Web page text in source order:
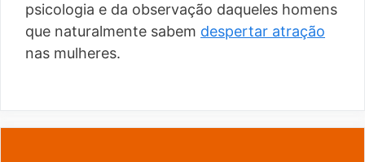
psicologia e da observação daqueles homens
que naturalmente sabem despertar atração
nas mulheres.